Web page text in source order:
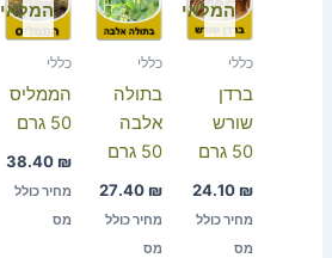
המלאי
כללי
ברדן
שורש
50 גרם
24.10 ₪
מחיר כולל
מס
כללי
בתולה
אלבה
50 גרם
27.40 ₪
מחיר כולל
מס
המלאי
כללי
הממליס
50 גרם
38.40 ₪
מחיר כולל
מס